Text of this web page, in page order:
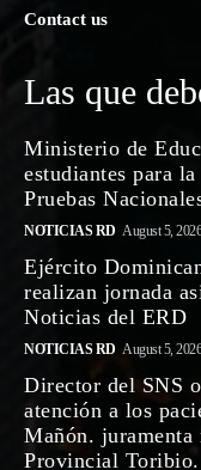
Contact us
Las que
Ministerio de
estudiantes para
Pruebas
NOTICIAS RD August 5, 2026
Ejército
realizan jornada
Noticias del ERD
NOTICIAS RD August 5, 2026
Director del SNS
atención a los
Mañón. juramenta
Provincial